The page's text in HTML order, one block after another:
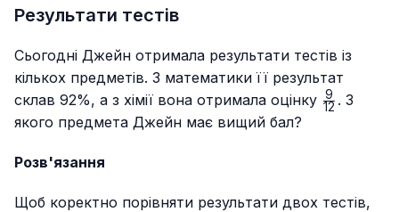
Результати тестів
Сьогодні Джейн отримала результати тестів із
кількох предметів. З математики її результат
склав 92%, а з хімії вона отримала оцінку \frac{9}
12
9 . З
якого предмета Джейн має вищий бал?
Розв'язання
Щоб коректно порівняти результати двох тестів,